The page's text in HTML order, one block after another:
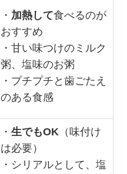
・ 加熱して食べるのが
おすすめ
・甘い味つけのミルク
粥、塩味のお粥
・プチプチと歯ごたえ
のある食感
・生でもOK （味付け
は必要）
・シリアルとして、塩